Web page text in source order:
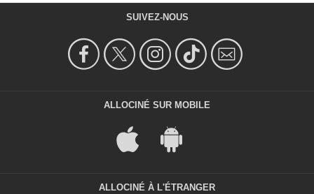
SUIVEZ-NOUS
ALLOCINÉ SUR MOBILE
ALLOCINÉ À L'ÉTRANGER